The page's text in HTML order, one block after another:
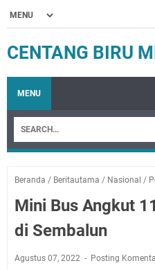
CENTANG BIRU
MENU
Beranda / Beritautama / Nasional /
Mini Bus Angkut
di Sembalun
Agustus 07, 2022 Posting